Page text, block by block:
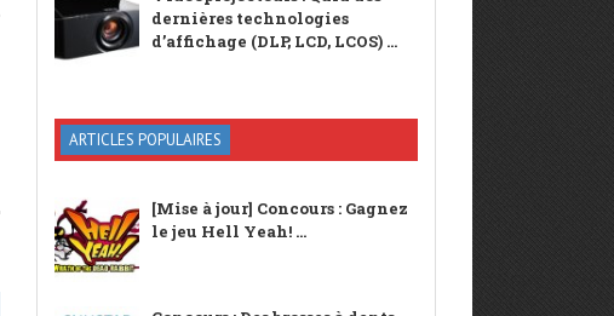
dernières technologies
d’affichage (DLP, LCD, LCOS) ...
ARTICLES POPULAIRES
[Mise à jour] Concours : Gagnez
le jeu Hell Yeah! ...